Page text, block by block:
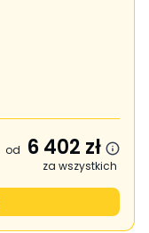
od 6 402 zł
za wszystkich